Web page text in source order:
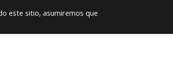
este sitio, asumiremos que